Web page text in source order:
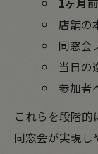
店舗の
同窓会
当日の
参加者
これらを段階
同窓会が実現し